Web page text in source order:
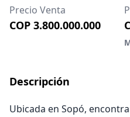
Precio Venta
COP 3.800.000.000
Descripción
Ubicada en Sopó,